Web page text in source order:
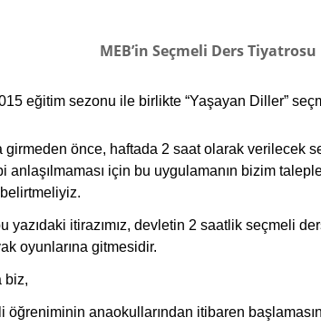
MEB’in Seçmeli Ders Tiyatrosu
eğitim sezonu ile birlikte “Yaşayan Diller”
girmeden önce, haftada 2 saat olarak verilecek
anlaşılmaması için bu uygulamanın bizim
yazıdaki itirazımız, devletin 2 saatlik seçmeli
oyunlarına gitmesidir.
biz,
öğreniminin anaokullarından itibaren